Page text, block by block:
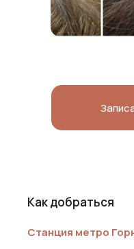
Как добраться
Станция метро